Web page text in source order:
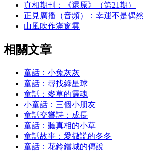
真相期刊：《還原》（第21期）
正見廣播（音頻）：幸運不是偶然
山風吹作滿窗雲
相關文章
童話：小兔灰灰
童話：尋找綠星球
童話：麥草的靈魂
小童話：三個小朋友
童話交響詩：成長
童話：聽真相的小草
童話故事：愛撒謊的冬冬
童話：花鈴鐺城的傳說